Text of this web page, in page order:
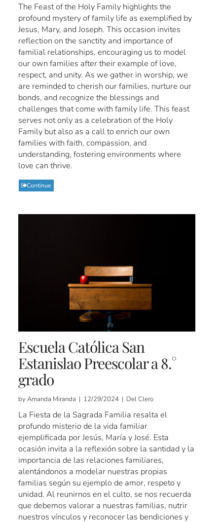
The Feast of the Holy Family highlights the
profound mystery of family life as exemplified by
Jesus, Mary, and Joseph. This occasion invites
reflection on the sanctity and importance of
familial relationships, encouraging us to model
our own families after their example of love,
respect, and unity. As we gather in worship, we
are reminded to cherish our families, nurture our
bonds, and recognize the blessings and
challenges that come with family life. This feast
serves not only as a celebration of the Holy
Family but also as a call to enrich our own
families with faith, compassion, and
understanding, fostering environments where
love can thrive.
Continue
Escuela Católica San
Estanislao Preescolar a 8.°
grado
by Amanda Miranda | 12/29/2024 | Del Clero
La Fiesta de la Sagrada Familia resalta el
profundo misterio de la vida familiar
ejemplificada por Jesús, María y José. Esta
ocasión invita a la reflexión sobre la santidad y la
importancia de las relaciones familiares,
alentándonos a modelar nuestras propias
familias según su ejemplo de amor, respeto y
unidad. Al reunirnos en el culto, se nos recuerda
que debemos valorar a nuestras familias, nutrir
nuestros vínculos y reconocer las bendiciones y